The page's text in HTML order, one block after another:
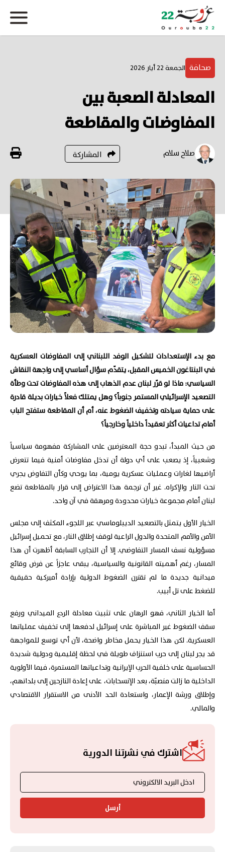
صحافة الجمعة 22 أيار 2026
المعادلة الصعبة بين
المفاوضات والمقاطعة
صلاح سلام المشاركة
مع بدء الإستعدادات لتشكيل الوفد اللبناني إلى المفاوضات العسكرية
في البنتاغون الخميس المقبل، يتقدّم سؤال أساسي إلى واجهة النقاش
السياسي: ماذا لو قرّر لبنان عدم الذهاب إلى هذه المفاوضات تحت وطأة
التصعيد الإسرائيلي المستمر جنوباً؟ وهل يمتلك فعلاً خيارات بديلة قادرة
على حماية سيادته وتخفيف الضغوط عنه، أم أن المقاطعة ستفتح الباب
أمام تداعيات أكثر تعقيداً داخلياً وخارجياً؟
من حيث المبدأ، تبدو حجة المعترضين على المشاركة مفهومة سياسياً
وشعبياً، إذ يصعب على أي دولة أن تدخل مفاوضات أمنية فيما تتعرض
أراضيها لغارات وعمليات عسكرية يومية، بما يوحي وكأن التفاوض يجري
تحت النار والإكراه. غير أن ترجمة هذا الاعتراض إلى قرار بالمقاطعة تضع
لبنان أمام مجموعة خيارات محدودة ومرهقة في آن واحد.
الخيار الأول يتمثل بالتصعيد الديبلوماسي عبر اللجوء المكثف إلى مجلس
الأمن والأمم المتحدة والدول الراعية لوقف إطلاق النار، مع تحميل إسرائيل
مسؤولية نسف المسار التفاوضي. إلا أن التجارب السابقة أظهرت أن هذا
المسار، رغم أهميته القانونية والسياسية، يبقى عاجزاً عن فرض وقائع
ميدانية جديدة ما لم تقترن الضغوط الدولية بإرادة أميركية حقيقية
للضغط على تل أبيب.
أما الخيار الثاني، فهو الرهان على تثبيت معادلة الردع الميداني ورفع
سقف الضغوط غير المباشرة على إسرائيل لدفعها إلى تخفيف عملياتها
العسكرية. لكن هذا الخيار يحمل مخاطر واضحة، لأن أي توسع للمواجهة
قد يجر لبنان إلى حرب استنزاف طويلة في لحظة إقليمية ودولية شديدة
الحساسية على خلفية الحرب الإيرانية وتداعياتها المستمرة، فيما الأولوية
الداخلية ما زالت منصبّة، بعد الإنسحابات، على إعادة النازحين إلى بلداتهم،
وإطلاق ورشة الإعمار، واستعادة الحد الأدنى من الاستقرار الاقتصادي
والمالي.
اشترك في نشرتنا الدورية
أرسل